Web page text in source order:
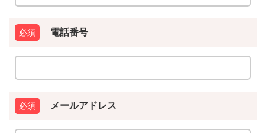
電話番号
メールアドレス